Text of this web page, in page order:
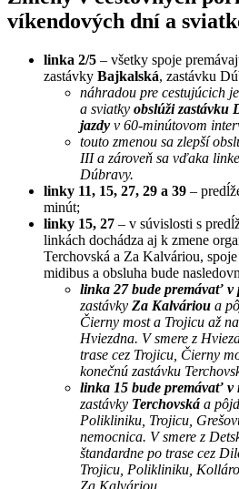
víkendových dní a
linka 2/5 – všetky spoje
zastávky Bajkalská, zastávku
náhradou pre cestujúcich
a sviatky obslúži zastávku
jazdy v 60-minútovom
touto zmenou sa zlepší
III a zároveň sa vďaka
Dúbravy.
linky 11, 15, 27, 29 a 39 –
minút;
linky 15, 27 – v súvislosti s
linkách dochádza aj k zmene
Terchovská a Za Kalváriou,
midibus a obsluha bude
linka 27bude premávať v
zastávky Za Kalváriou a
Čierny most a Trojicu až
Hviezdna. V smere z
trase cez Trojicu, Čierny
konečnú zastávku
linka 15 bude premávať v
zastávky Terchovská a
Polikliniku, Trojicu,
nemocnica. V smere z
štandardne po trase cez
Trojicu, Polikliniku,
Za Kalváriou.